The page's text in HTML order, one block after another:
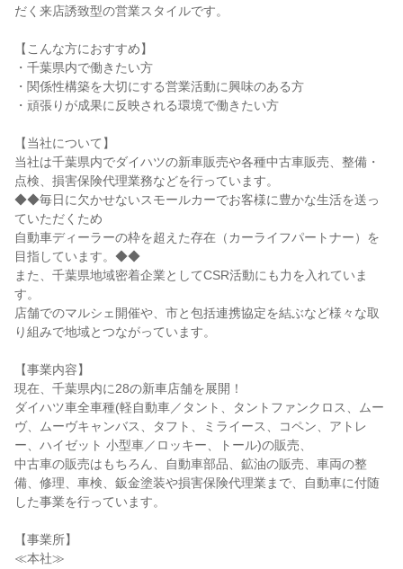
だく来店誘致型の営業スタイルです。
【こんな方におすすめ】
・千葉県内で働きたい方
・関係性構築を大切にする営業活動に興味のある方
・頑張りが成果に反映される環境で働きたい方
【当社について】
当社は千葉県内でダイハツの新車販売や各種中古車販売、整備・
点検、損害保険代理業務などを行っています。
◆◆毎日に欠かせないスモールカーでお客様に豊かな生活を送っ
ていただくため
自動車ディーラーの枠を超えた存在（カーライフパートナー）を
目指しています。◆◆
また、千葉県地域密着企業としてCSR活動にも力を入れていま
す。
店舗でのマルシェ開催や、市と包括連携協定を結ぶなど様々な取
り組みで地域とつながっています。
【事業内容】
現在、千葉県内に28の新車店舗を展開！
ダイハツ車全車種(軽自動車／タント、タントファンクロス、ムー
ヴ、ムーヴキャンバス、タフト、ミライース、コペン、アトレ
ー、ハイゼット 小型車／ロッキー、トール)の販売、
中古車の販売はもちろん、自動車部品、鉱油の販売、車両の整
備、修理、車検、鈑金塗装や損害保険代理業まで、自動車に付随
した事業を行っています。
【事業所】
≪本社≫